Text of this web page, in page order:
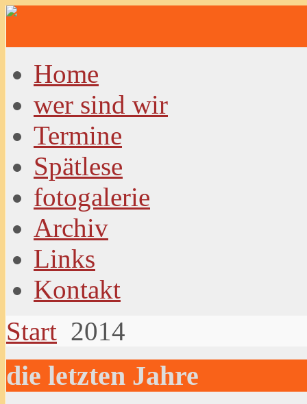
Home
wer sind wir
Termine
Spätlese
fotogalerie
Archiv
Links
Kontakt
Start 2014
die letzten Jahre